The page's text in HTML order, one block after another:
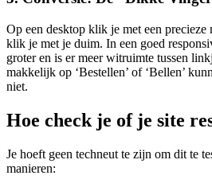
Op een desktop klik je met een
klik je met je duim. In een goed
groter en is er meer witruimte tussen
makkelijk op ‘Bestellen’ of ‘Bellen’
niet.
Hoe check je of je site
Je hoeft geen techneut te zijn om dit te
manieren: